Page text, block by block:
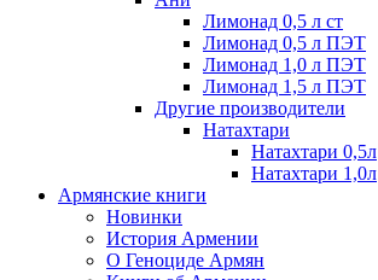
Лимонад 0,5 л ст
Лимонад 0,5 л ПЭТ
Лимонад 1,0 л ПЭТ
Лимонад 1,5 л ПЭТ
Другие производители
Натахтари
Натахтари 0,5л
Натахтари 1,0л
Армянские книги
Новинки
История Армении
О Геноциде Армян